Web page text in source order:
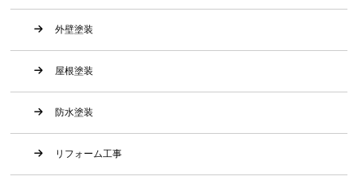
外壁塗装
屋根塗装
防水塗装
リフォーム工事